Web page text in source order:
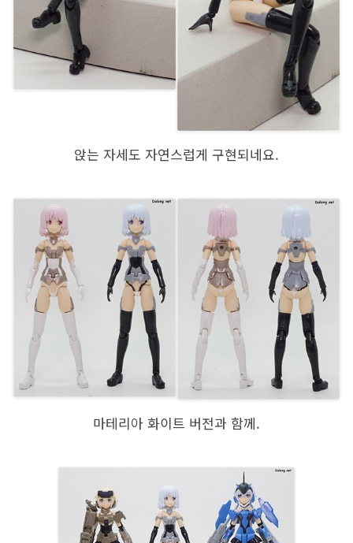
앉는 자세도 자연스럽게 구현되네요.
마테리아 화이트 버전과 함께.